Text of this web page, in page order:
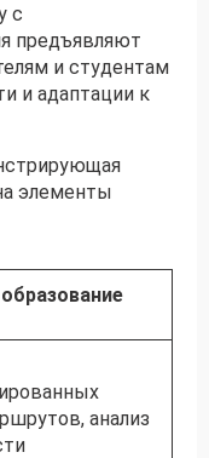
с
предъявляют
и студентам
и адаптации к
элементы
анализ